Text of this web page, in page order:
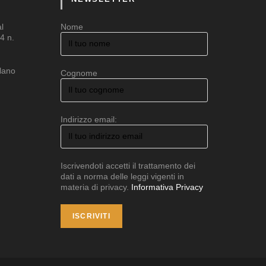
n.
Nome
Cognome
Indirizzo email:
Iscrivendoti accetti il trattamento dei
dati a norma delle leggi vigenti in
materia di privacy. Informativa Privacy